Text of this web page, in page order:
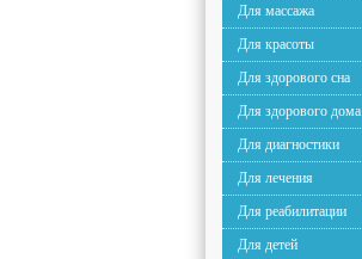
Для массажа
Для красоты
Для здорового сна
Для здорового дома
Для диагностики
Для лечения
Для реабилитации
Для детей